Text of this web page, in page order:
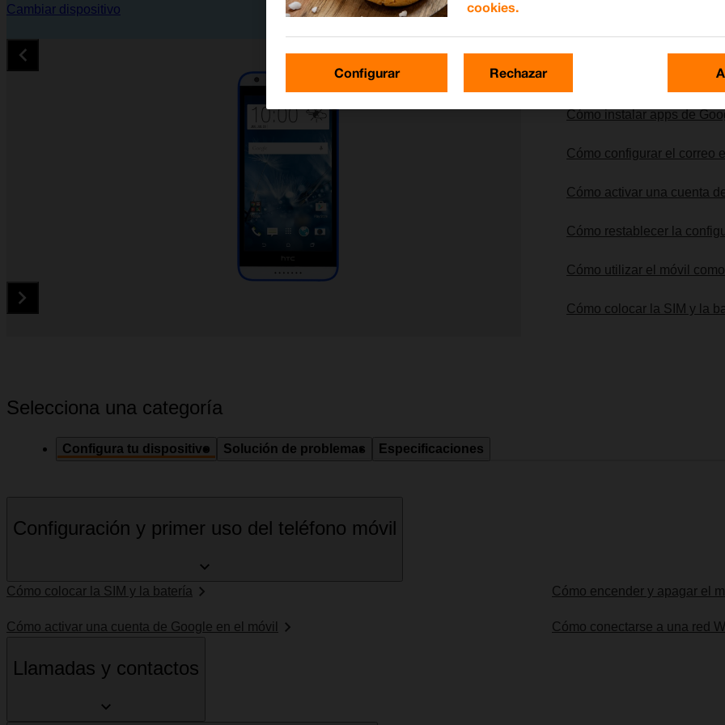
Cambiar dispositivo
Cómo instalar apps de
Cómo configurar el correo
Cómo activar una cuenta
Cómo restablecer la
Cómo utilizar el móvil
Cómo colocar la SIM y la
Selecciona una categoría
Configura tu dispositivo Solución de problemas Especificaciones
Configuración y primer uso del teléfono móvil
Cómo colocar la SIM y la batería Cómo encender y apagar el
Cómo activar una cuenta de Google en el móvil Cómo conectarse a una red
Llamadas y contactos
cookies.
Configurar Rechazar